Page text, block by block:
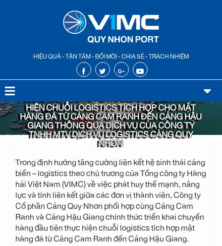
HIỆU QUẢ - TẬN TÂM - ĐỔI MỚI - CHIA SẺ - TRÁCH NHIỆM
HIỆN CHUỖI LOGISTICS TÍCH HỢP CHO MẶT
HÀNG ĐÁ TỪ CẢNG CAM RANH ĐẾN CẢNG HẬU
GIANG THÔNG QUA DỊCH VỤ CỦA CÔNG TY
TNHH MTV DỊCH VỤ LOGISTICS CẢNG QUY
NHƠN
Trong định hướng tăng cường liên kết hệ sinh thái cảng
biển – logistics theo chủ trương của Tổng công ty Hàng
hải Việt Nam (VIMC) về việc phát huy thế mạnh, năng
lực và tính liên kết giữa các đơn vị thành viên, Công ty
Cổ phần Cảng Quy Nhơn phối hợp cùng Cảng Cam
Ranh và Cảng Hậu Giang chính thức triển khai chuyến
hàng đầu tiên thực hiện chuỗi logistics tích hợp mặt
hàng đá từ Cảng Cam Ranh đến Cảng Hậu Giang.